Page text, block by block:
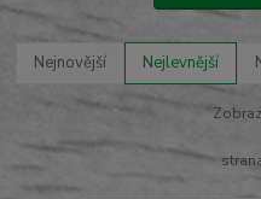
Nejnovější Nejlevnější